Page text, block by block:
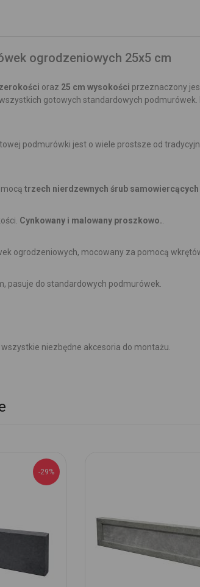
ogrodzeniowych 25x5 cm
oraz 25 cm wysokości przeznaczony
gotowych standardowych
podmurówki jest o wiele prostsze od
trzech nierdzewnych śrub
Cynkowany i malowany proszkowo.
ogrodzeniowych, mocowany za pomocą
pasuje do standardowych podmurówek.
niezbędne akcesoria do montażu.
-29%